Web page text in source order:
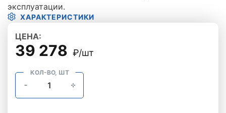
эксплуатации.
ХАРАКТЕРИСТИКИ
ЦЕНА:
39 278 ₽/шт
КОЛ-ВО, ШТ